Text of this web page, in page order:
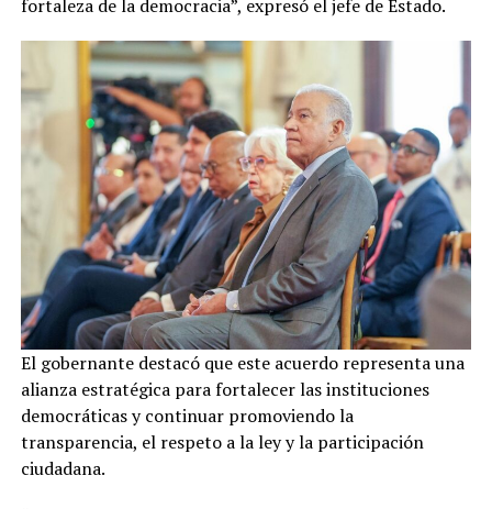
fortaleza de la democracia”, expresó el jefe de Estado.
El gobernante destacó que este acuerdo representa una
alianza estratégica para fortalecer las instituciones
democráticas y continuar promoviendo la
transparencia, el respeto a la ley y la participación
ciudadana.